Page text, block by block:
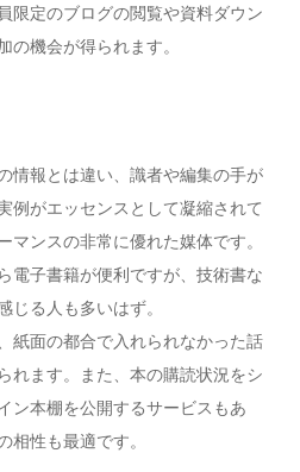
限定のブログの閲覧や資料ダウン
の機会が得られます。
情報とは違い、識者や編集の手が
例がエッセンスとして凝縮されて
マンスの非常に優れた媒体です。
電子書籍が便利ですが、技術書な
じる人も多いはず。
紙面の都合で入れられなかった話
れます。また、本の購読状況をシ
ン本棚を公開するサービスもあ
相性も最適です。